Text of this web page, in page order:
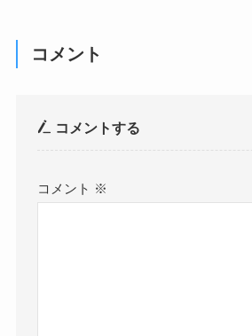
コメント
コメントする
コメント ※